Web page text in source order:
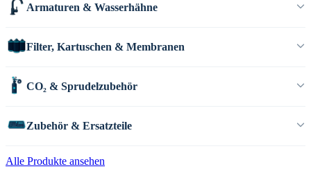
Armaturen & Wasserhähne
Filter, Kartuschen & Membranen
CO₂ & Sprudelzubehör
Zubehör & Ersatzteile
Alle Produkte ansehen